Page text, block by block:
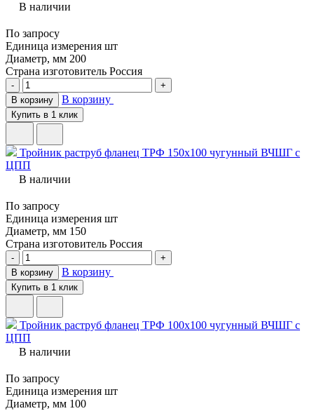
В наличии
По запросу
Единица измерения шт
Диаметр, мм 200
Страна изготовитель Россия
-
+
В корзину
В корзину
Купить в 1 клик
Тройник раструб фланец ТРФ 150х100 чугунный ВЧШГ с
ЦПП
В наличии
По запросу
Единица измерения шт
Диаметр, мм 150
Страна изготовитель Россия
-
+
В корзину
В корзину
Купить в 1 клик
Тройник раструб фланец ТРФ 100х100 чугунный ВЧШГ с
ЦПП
В наличии
По запросу
Единица измерения шт
Диаметр, мм 100